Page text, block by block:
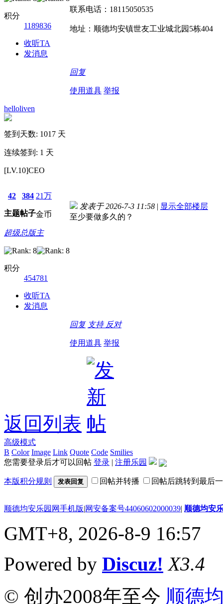
积分
1189836
收听TA
发消息
联系电话：18115050535
地址：顺德均安镇世友工业城北园5栋404
回复
使用道具 举报
helloliven
签到天数: 1017 天
连续签到: 1 天
[LV.10]CEO
42
主题
384
帖子
21万
金币
超级总版主
积分
454781
收听TA
发消息
发表于 2026-7-3 11:58 | 显示全部楼层
至少要做多久的？
回复 支持 反对
使用道具 举报
返回列表
高级模式
B Color Image Link Quote Code Smilies
您需要登录后才可以回帖 登录 | 注册乐园
本版积分规则 发表回复 回帖并转播 回帖后跳转到最后
顺德均安乐园网手机版|网安备案号44060602000039| 顺德均安
GMT+8, 2026-8-9 16:57
Powered by Discuz! X3.4
© 创办2008年至今 顺德